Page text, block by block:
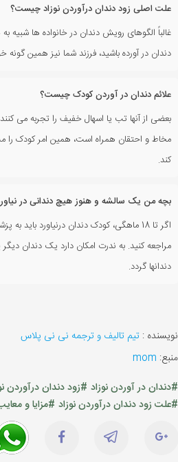
علت اصلی زود دندان درآوردن نوزاد چیست؟
غالباً الگوهای رویش دندان در خانواده ها شبیه
دندان در آورده باشید، فرزند شما نیز همین گونه
علائم دندان در آوردن کودک چیست؟
بعضی از آنها تب یا اسهال خفیف را تجربه می
مخاط و احتقان همراه است، همین امر کودک
کند.
بچه من یک سالشه و هنوز هیچ دندانی در
اگر تا 18 ماهگی، کودک دندان درنیاورد
مراجعه کنید. به ندرت امکان دارد یک دندان
دندانها گردد.
نویسنده : تیم تالیف و ترجمه نی نی پلاس
منبع: mom
#دندان در آوردن نوزاد #زود دندان درآوردن
#علت زود دندان درآوردن نوزاد #مزایا و